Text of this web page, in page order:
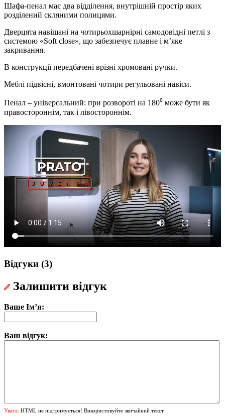
Шафа-пенал має два відділення, внутрішній простір яких
розділений скляними полицями.
Дверцята навішані на чотирьохшарнірні самодовідні петлі з
системою «Soft close», що забезпечує плавне і м’яке
закривання.
В конструкції передбачені врізні хромовані ручки.
Меблі підвісні, вмонтовані чотири регульовані навіси.
Пенал – універсальний: при розвороті на 180⁰ може бути як
правостороннім, так і лівостороннім.
Відгуки (3)
Залишити відгук
Ваше Ім’я:
Ваш відгук:
Увага: HTML не підтримується! Використовуйте звичайний текст.